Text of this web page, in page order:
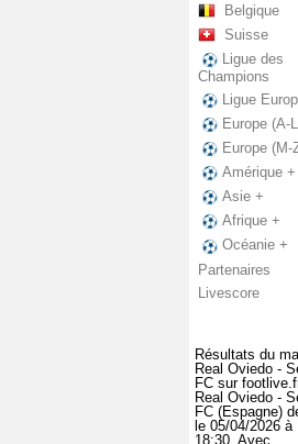
Belgique
Suisse
Ligue des
Champions
Ligue
Europe (A-
Europe (M-
Amérique +
Asie +
Afrique +
Océanie +
Partenaires
Livescore
Résultats du
Real Oviedo -
FC sur
Real Oviedo -
FC (Espagne)
le 05/04/2026 à
18:30. Avec